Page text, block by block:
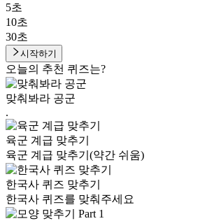
5초
10초
30초
시작하기
오늘의 추천 퀴즈는?
맞춰봐라 공군
.
육군 계급 맞추기
육군 계급 맞추기(약간 쉬움)
한국사 퀴즈 맞추기
한국사 퀴즈를 맞춰주세요